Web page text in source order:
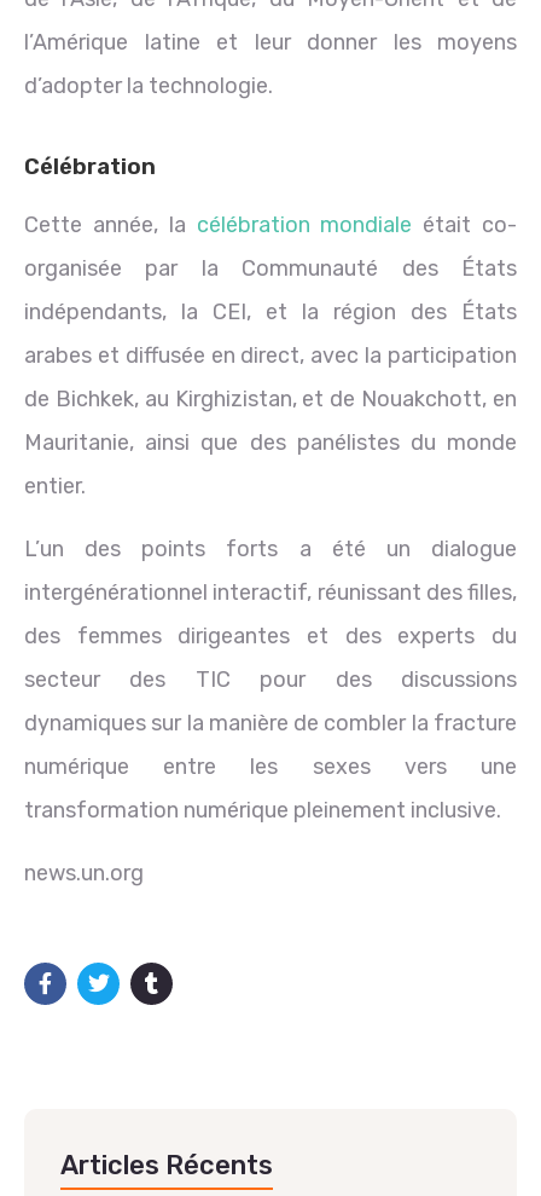
l’Amérique latine et leur donner les moyens
d’adopter la technologie.
Célébration
Cette année, la célébration mondiale était co-
organisée par la Communauté des États
indépendants, la CEI, et la région des États
arabes et diffusée en direct, avec la participation
de Bichkek, au Kirghizistan, et de Nouakchott, en
Mauritanie, ainsi que des panélistes du monde
entier.
L’un des points forts a été un dialogue
intergénérationnel interactif, réunissant des filles,
des femmes dirigeantes et des experts du
secteur des TIC pour des discussions
dynamiques sur la manière de combler la fracture
numérique entre les sexes vers une
transformation numérique pleinement inclusive.
news.un.org
Articles Récents